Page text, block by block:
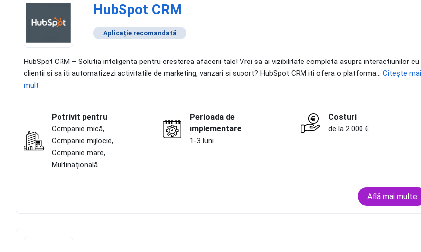
HubSpot CRM
Aplicație recomandată
HubSpot CRM – Solutia inteligenta pentru cresterea afacerii tale! Vrei sa ai vizibilitate completa asupra interactiunilor cu
clientii si sa iti automatizezi activitatile de marketing, vanzari si suport? HubSpot CRM iti ofera o platforma... Citește mai
mult
Potrivit pentru
Companie mică,
Companie mijlocie,
Companie mare,
Multinațională
Perioada de
implementare
1-3 luni
Costuri
de la 2.000 €
Află mai multe